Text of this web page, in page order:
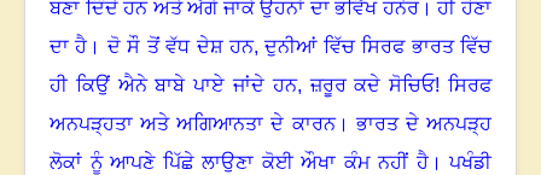
ਬਣਾ ਦਿੰਦੇ ਹਨ ਅਤੇ ਅੱਗੇ ਜਾਕੇ ਉਹਨਾਂ ਦਾ ਭਵਿੱਖ ਹਨੇਰ। ਹੀ ਹੋਣਾ
ਦਾ ਹੈ। ਦੋ ਸੌ ਤੋਂ ਵੱਧ ਦੇਸ਼ ਹਨ,ਦੁਨੀਆਂ ਵਿੱਚ ਸਿਰਫ ਭਾਰਤ ਵਿੱਚ
ਹੀ ਕਿਉਂ ਐਨੇ ਬਾਬੇ ਪਾਏ ਜਾਂਦੇ ਹਨ,ਜ਼ਰੂਰ ਕਦੇ ਸੋਚਿਓ! ਸਿਰਫ
ਅਨਪੜ੍ਹਤਾ ਅਤੇ ਅਗਿਆਨਤਾ ਦੇ ਕਾਰਨ। ਭਾਰਤ ਦੇ ਅਨਪੜ੍ਹ
ਲੋਕਾਂ ਨੂੰ ਆਪਣੇ ਪਿੱਛੇ ਲਾਉਣਾ ਕੋਈ ਔਖਾ ਕੰਮ ਨਹੀਂ ਹੈ। ਪਖੰਡੀ